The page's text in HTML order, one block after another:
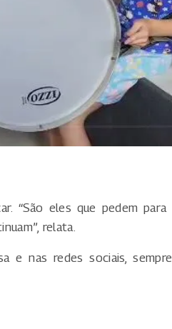
“São eles que pedem para
relata.
e nas redes sociais,